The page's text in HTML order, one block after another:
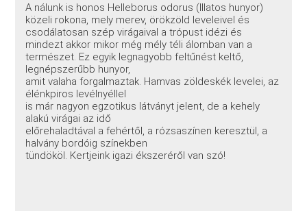
A nálunk is honos Helleborus odorus (Illatos hunyor)
közeli rokona, mely merev, örökzöld leveleivel és
csodálatosan szép virágaival a trópust idézi és
mindezt akkor mikor még mély téli álomban van a
természet. Ez egyik legnagyobb feltűnést keltő,
legnépszerűbb hunyor,
amit valaha forgalmaztak. Hamvas zöldeskék levelei, az
élénkpiros levélnyéllel
is már nagyon egzotikus látványt jelent, de a kehely
alakú virágai az idő
előrehaladtával a fehértől, a rózsaszínen keresztül, a
halvány bordóig színekben
tündököl. Kertjeink igazi ékszeréről van szó!